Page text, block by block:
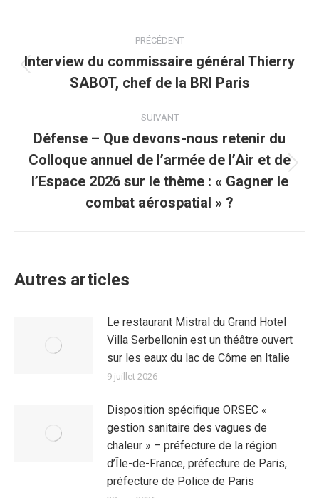
PRÉCÉDENT
Interview du commissaire général Thierry
SABOT, chef de la BRI Paris
SUIVANT
Défense – Que devons-nous retenir du
Colloque annuel de l’armée de l’Air et de
l’Espace 2026 sur le thème : « Gagner le
combat aérospatial » ?
Autres articles
Le restaurant Mistral du Grand Hotel
Villa Serbellonin est un théâtre ouvert
sur les eaux du lac de Côme en Italie
9 juillet 2026
Disposition spécifique ORSEC «
gestion sanitaire des vagues de
chaleur » – préfecture de la région
d’Île-de-France, préfecture de Paris,
préfecture de Police de Paris